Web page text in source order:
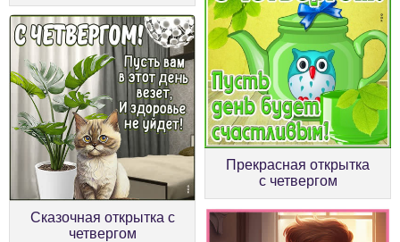
Сказочная открытка с
четвергом
Прекрасная открытка
с четвергом